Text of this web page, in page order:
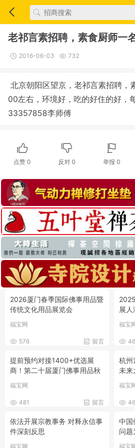
老祁言素招聘，素食厨师一
2016-06-03 732
北京朝阳区望京，老祁言素招聘，
00左右，环境好，吃的好住的好，
33357858李师傅
点赞0 反对 0 举报 0
2026厦门春季国际佛事用品暨
传统文化用品展览会
福宝网
留言
576
展
福宝
提前预约对接1400+优选展
商！第二十届厦门佛事用品秋
福宝网
留言
481
杭州
未来
福宝
依法开展宗教事务 对释永信事
件深刻反思
福宝网
中国
问题
福宝